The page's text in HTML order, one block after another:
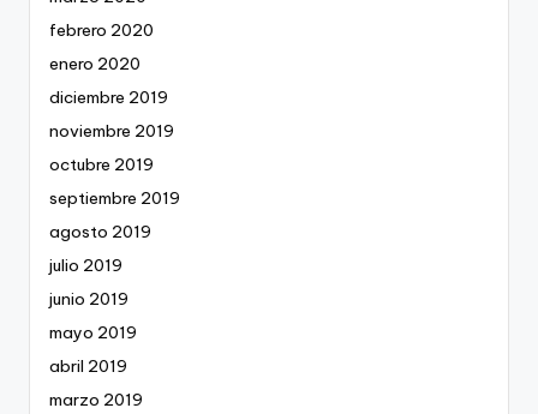
febrero 2020
enero 2020
diciembre 2019
noviembre 2019
octubre 2019
septiembre 2019
agosto 2019
julio 2019
junio 2019
mayo 2019
abril 2019
marzo 2019